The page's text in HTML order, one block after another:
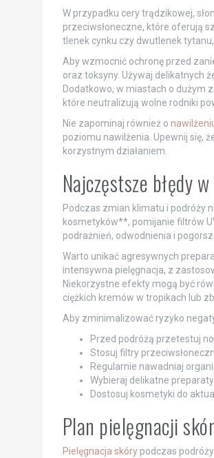
W przypadku cery trądzikowej,
przeciwsłoneczne, które oferują
tlenek cynku czy dwutlenek
Aby wzmocnić ochronę przed
oraz toksyny. Używaj delikatnych
Dodatkowo, w miastach o dużym
które neutralizują wolne rodniki
Nie zapominaj również o
poziomu nawilżenia. Upewnij się,
korzystnym działaniem.
Najczęstsze błędy
Podczas zmian klimatu i podróży
kosmetyków**, pomijanie filtrów
podrażnień, odwodnienia i
Warto unikać agresywnych
intensywna pielęgnacja, z
Niekorzystne efekty mogą być
ciężkich kremów w tropikach lub
Aby zminimalizować ryzyko
Przed podróżą przetestuj
Stosuj filtry
Regularnie nawadniaj
Wybieraj delikatne
Dostosuj kosmetyki do
Plan pielęgnacji
Pielęgnacja skórypodczas